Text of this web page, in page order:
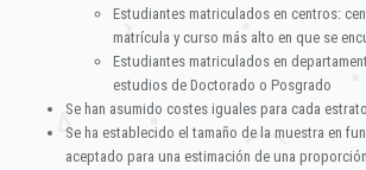
Estudiantes matriculados en centros:
matrícula y curso más alto en que se
Estudiantes matriculados en
estudios de Doctorado o Posgrado
Se han asumido costes iguales para cada
Se ha establecido el tamaño de la muestra en
aceptado para una estimación de una